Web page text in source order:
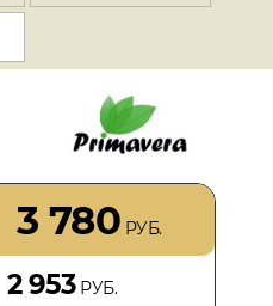
3 780 РУБ.
2 953РУБ.